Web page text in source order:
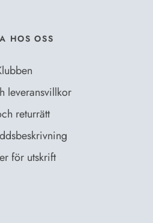
HOS OSS
leveransvillkor
returrätt
för utskrift